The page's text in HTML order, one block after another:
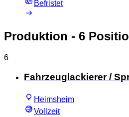
Befristet
Produktion - 6
6
Fahrzeuglackierer /
Heimsheim
Vollzeit